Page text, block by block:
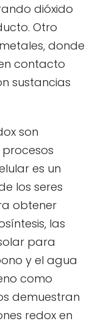
dióxido
Otro
donde
contacto
sustancias
son
es un
los seres
obtener
las
para
y el agua
como
demuestran
redox en